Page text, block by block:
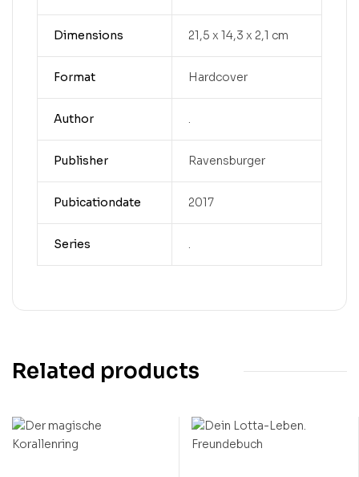
Dimensions 21,5 x 14,3 x 2,1 cm
Format Hardcover
Author .
Publisher Ravensburger
Pubicationdate 2017
Series .
Related products